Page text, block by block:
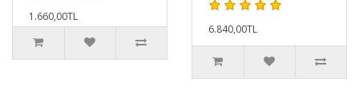
1.660,00TL
6.840,00TL